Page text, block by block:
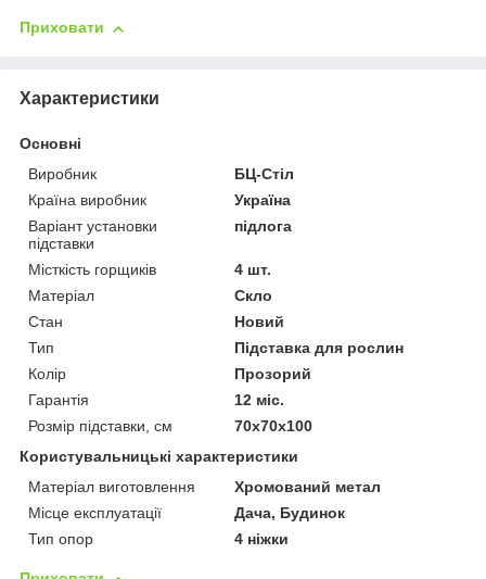
Приховати
Характеристики
Основні
Виробник
БЦ-Стіл
Країна виробник
Україна
Варіант установки
підставки
підлога
Місткість горщиків
4 шт.
Матеріал
Скло
Стан
Новий
Тип
Підставка для рослин
Колір
Прозорий
Гарантія
12 міс.
Розмір підставки, см
70х70х100
Користувальницькі характеристики
Матеріал виготовлення
Хромований метал
Місце експлуатації
Дача, Будинок
Тип опор
4 ніжки